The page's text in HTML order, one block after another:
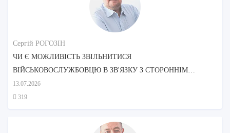
Сергій РОГОЗІН
ЧИ Є МОЖЛИВІСТЬ ЗВІЛЬНИТИСЯ
ВІЙСЬКОВОСЛУЖБОВЦЮ В ЗВ'ЯЗКУ З СТОРОННІМ
ДОГЛЯДОМ МАТЕРІ?
13.07.2026
319